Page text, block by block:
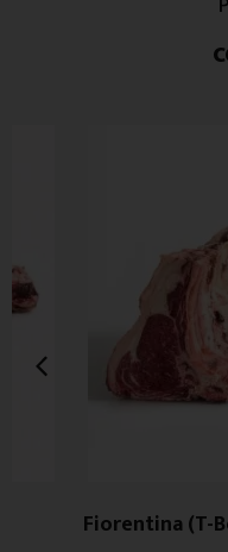
Fiorentina (T-